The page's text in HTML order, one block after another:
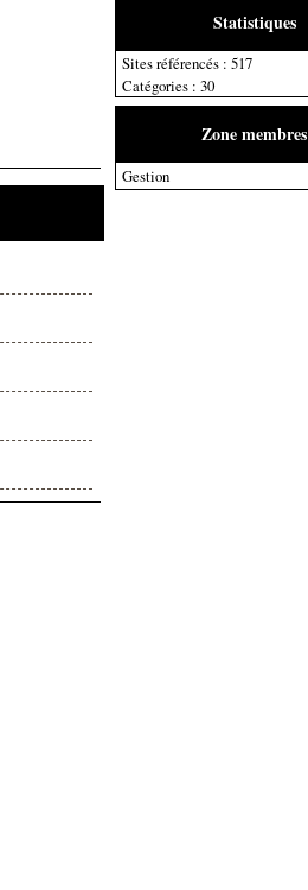
Statistiques
Sites référencés : 517
Catégories : 30
Zone membres
Gestion